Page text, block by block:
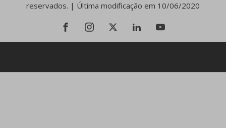
reservados. | Última modificação em 10/06/2020